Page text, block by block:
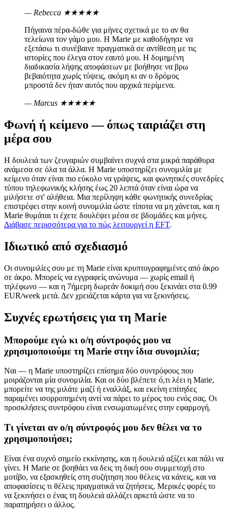
— Rebecca ★★★★★
Πήγαινα πέρα-δώθε για μήνες σχετικά με το αν θα
τελείωνα τον γάμο μου. Η Marie με καθοδήγησε να
εξετάσω τι συνέβαινε πραγματικά σε αντίθεση με τις
ιστορίες που έλεγα στον εαυτό μου. Η δομημένη
διαδικασία λήψης αποφάσεων με βοήθησε να βρω
βεβαιότητα χωρίς τύψεις, ακόμη κι αν ο δρόμος
μπροστά δεν ήταν αυτός που αρχικά περίμενα.
— Marcus ★★★★★
Φωνή ή κείμενο — όπως ταιριάζει στη
μέρα σου
Η δουλειά των ζευγαριών συμβαίνει συχνά στα μικρά παράθυρα
ανάμεσα σε όλα τα άλλα. Η Marie υποστηρίζει συνομιλία με
κείμενο όταν είναι πιο εύκολο να γράψεις, και φωνητικές συνεδρίες
τύπου τηλεφωνικής κλήσης έως 20 λεπτά όταν είναι ώρα να
μιλήσετε στ' αλήθεια. Μια περίληψη κάθε φωνητικής συνεδρίας
επιστρέφει στην κοινή συνομιλία ώστε τίποτα να μη χάνεται, και η
Marie θυμάται τι έχετε δουλέψει μέσα σε βδομάδες και μήνες.
Διάβασε περισσότερα για το πώς λειτουργεί η EFT.
Ιδιωτικό από σχεδιασμό
Οι συνομιλίες σου με τη Marie είναι κρυπτογραφημένες από άκρο
σε άκρο. Μπορείς να εγγραφείς ανώνυμα — χωρίς email ή
τηλέφωνο — και η 7ήμερη δωρεάν δοκιμή σου ξεκινάει στα 0.99
EUR/week μετά. Δεν χρειάζεται κάρτα για να ξεκινήσεις.
Συχνές ερωτήσεις για τη Marie
Μπορούμε εγώ κι ο/η σύντροφός μου να
χρησιμοποιούμε τη Marie στην ίδια συνομιλία;
Ναι — η Marie υποστηρίζει επίσημα δύο συντρόφους που
μοιράζονται μία συνομιλία. Και οι δύο βλέπετε ό,τι λέει η Marie,
μπορείτε να της μιλάτε μαζί ή εναλλάξ, και εκείνη επίτηδες
παραμένει ισορροπημένη αντί να πάρει το μέρος του ενός σας. Οι
προσκλήσεις συντρόφου είναι ενσωματωμένες στην εφαρμογή.
Τι γίνεται αν ο/η σύντροφός μου δεν θέλει να το
χρησιμοποιήσει;
Είναι ένα συχνό σημείο εκκίνησης, και η δουλειά αξίζει και πάλι να
γίνει. Η Marie σε βοηθάει να δεις τη δική σου συμμετοχή στο
μοτίβο, να εξασκηθείς στη συζήτηση που θέλεις να κάνεις, και να
αποφασίσεις τι θέλεις πραγματικά να ζητήσεις. Μερικές φορές το
να ξεκινήσει ο ένας τη δουλειά αλλάζει αρκετά ώστε να το
παρατηρήσει ο άλλος.